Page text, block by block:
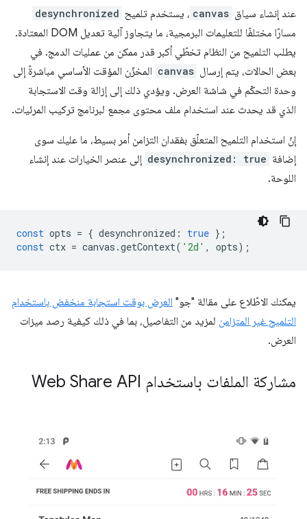
عند إنشاء سياق canvas ، يستخدم تلميح desynchronized
مسارًا مختلفًا للتعليمات البرمجية، ما يتجاوز آلية تعديل DOM المعتادة.
يطلب التلميح من النظام تخطّي أكبر قدر ممكن من عمليات الدمج. في
بعض الحالات، يتم إرسال canvas المخزّن المؤقت الأساسي مباشرةً إلى
وحدة التحكّم في شاشة العرض. ويؤدي ذلك إلى إزالة وقت الاستجابة
الذي قد يحدث عند استخدام ملف محتوى مجمع لبرنامج تركيب المرئيات.
إنّ استخدام التلميح المتعلّق بفقدان التزامن أمر بسيط، ما عليك سوى
إضافة desynchronized: true إلى عنصر الخيارات عند إنشاء
اللوحة.
const opts = { desynchronized : true };
const ctx = canvas .getContext( '2d' , opts);
يمكنك الاطّلاع على مقالة "جو" العرض بوقت استجابة منخفض باستخدام
التلميح غير المتزامن لمزيد من التفاصيل، بما في ذلك كيفية رصد ميزات
العرض.
مشاركة الملفات باستخدام Web Share API